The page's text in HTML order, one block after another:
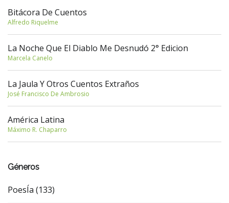
Bitácora De Cuentos
Alfredo Riquelme
La Noche Que El Diablo Me Desnudó 2° Edicion
Marcela Canelo
La Jaula Y Otros Cuentos Extraños
José Francisco De Ambrosio
América Latina
Máximo R. Chaparro
Géneros
PoesÍa (133)